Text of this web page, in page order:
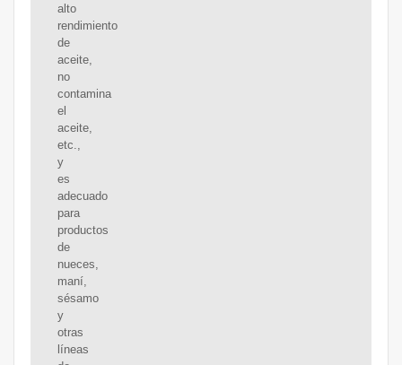
alto
rendimiento
de
aceite,
no
contamina
el
aceite,
etc.,
y
es
adecuado
para
productos
de
nueces,
maní,
sésamo
y
otras
líneas